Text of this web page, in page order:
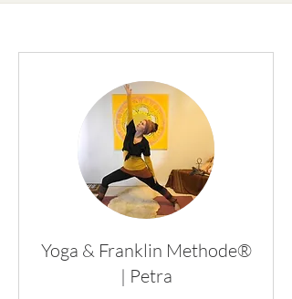
Yoga & Franklin Methode®
| Petra